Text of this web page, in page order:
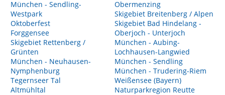
München - Sendling-
Westpark
Oktoberfest
Forggensee
Skigebiet Rettenberg /
Grünten
München - Neuhausen-
Nymphenburg
Tegernseer Tal
Altmühltal
Obermenzing
Skigebiet Breitenberg / Alpen
Skigebiet Bad Hindelang -
Oberjoch - Unterjoch
München - Aubing-
Lochhausen-Langwied
München - Sendling
München - Trudering-Riem
Weißensee (Bayern)
Naturparkregion Reutte